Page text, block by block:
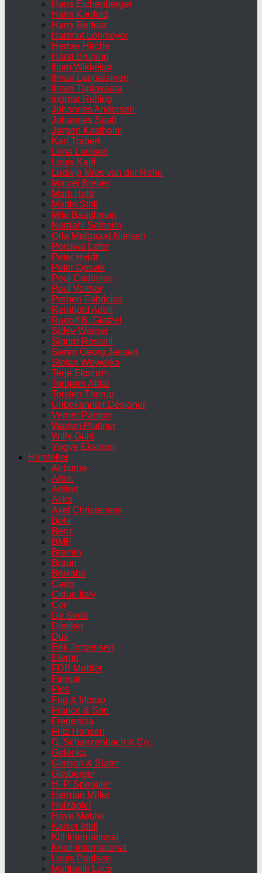
Hans Eichenberger
Hans Kaufeld
Harry Bertoia
Hartmut Lohmeyer
Herber Hirche
Horst Brüning
Illum Wikkelsø
Ilmari Lappalainen
Ilmari Tapiovaara
Ingmar Relling
Johannes Andersen
Johannes Spalt
Jørgen Kastholm
Karl Trabert
Lena Larsson
Louis Kalff
Ludwig Mies van der Rohe
Marcel Breuer
Mark Held
Martin Stoll
Milo Baughman
Nordahl Solheim
Orla Mølgaard Nielsen
Percival Lafer
Peter Hvidt
Peter Opsvik
Poul Cadovius
Poul Volther
Preben Fabricius
Reinhold Adolf
Rudolf B. Glatzel
Sidse Werner
Sigurd Ressell
Søren Georg Jensen
Stefan Wewerka
Terje Ekstrøm
Torbjørn Afdal
Torsten Thorup
Unbekannter Designer
Verner Panton
Warren Plattner
Willy Guhl
Yngve Ekström
Hersteller
Airborne
Artek
Artifort
Asko
Axel Christensen
Behr
Benz
BMF
Bramin
Braun
Bruksbo
Cado
Cidue Italy
Cor
De Sede
Dietiker
Dux
Erik Jorgensen
Eternit
FDB Møbler
Finmar
Flos
Fog & Morup
France & Son
Fredericia
Fritz Hansen
G. Schanzenbach & Co.
Gelenka
Gimson & Slater
Girsberger
H. P. Spengler
Herman Miller
Holzäpfel
Hove Møbler
Kaiser Idell
Kill International
Knoll International
Louis Poulsen
Martinelli Luce